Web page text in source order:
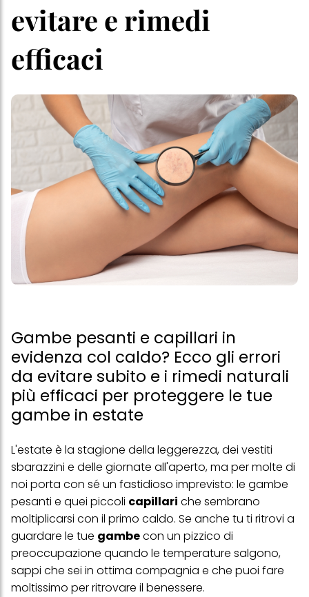
evitare e rimedi
efficaci
Gambe pesanti e capillari in
evidenza col caldo? Ecco gli errori
da evitare subito e i rimedi naturali
più efficaci per proteggere le tue
gambe in estate
L'estate è la stagione della leggerezza, dei vestiti
sbarazzini e delle giornate all'aperto, ma per molte di
noi porta con sé un fastidioso imprevisto: le gambe
pesanti e quei piccoli capillari che sembrano
moltiplicarsi con il primo caldo. Se anche tu ti ritrovi a
guardare le tue gambecon un pizzico di
preoccupazione quando le temperature salgono,
sappi che sei in ottima compagnia e che puoi fare
moltissimo per ritrovare il benessere.